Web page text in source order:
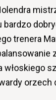
trenera
włoskiego
orzech